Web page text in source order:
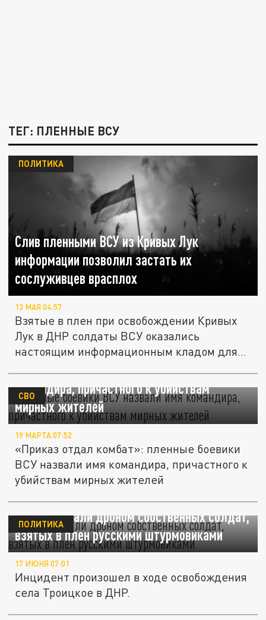
ТЕГ: ПЛЕННЫЕ ВСУ
Слив пленными ВСУ из Кривых Лук
информации позволил застать их
сослуживцев врасплох
ПОЛИТИКА
13 МАЯ 04:57
Взятые в плен при освобождении Кривых
Лук в ДНР солдаты ВСУ оказались
настоящим информационным кладом для...
Пленные боевики ВСУ назвали имя
командира, причастного к убийствам
мирных жителей
СВО
19 МАРТА 07:52
«Приказ отдал комбат»: пленные боевики
ВСУ назвали имя командира, причастного к
убийствам мирных жителей
ВСУ атаковали дроном собственных солдат,
взятых в плен русскими штурмовиками
ПОЛИТИКА
17 ИЮНЯ 07:01
Инцидент произошел в ходе освобождения
села Троицкое в ДНР.